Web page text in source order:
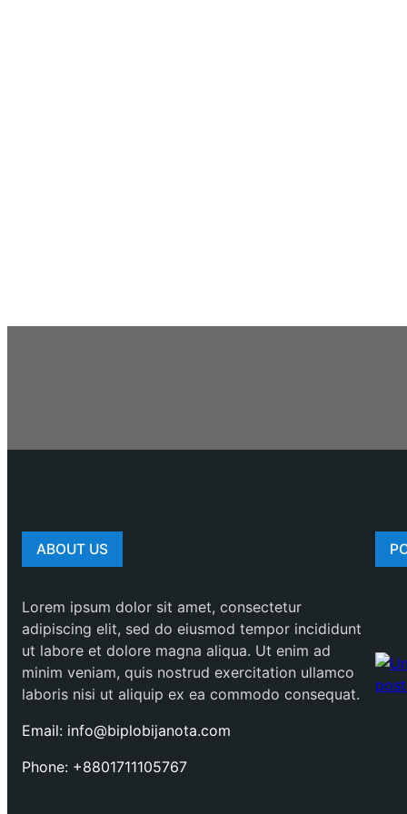
ABOUT US
Lorem ipsum dolor sit amet, consectetur
adipiscing elit, sed do eiusmod tempor incididunt
ut labore et dolore magna aliqua. Ut enim ad
minim veniam, quis nostrud exercitation ullamco
laboris nisi ut aliquip ex ea commodo consequat.
Email: info@biplobijanota.com
Phone: +8801711105767